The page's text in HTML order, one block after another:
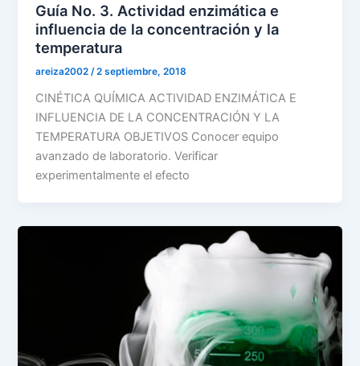
Guía No. 3. Actividad enzimática e
influencia de la concentración y la
temperatura
areiza2002/2 septiembre, 2018
CINÉTICA QUÍMICA ACTIVIDAD ENZIMÁTICA E
INFLUENCIA DE LA CONCENTRACIÓN Y LA
TEMPERATURA OBJETIVOS Conocer equipo
avanzado de laboratorio. Verificar
experimentalmente el efecto